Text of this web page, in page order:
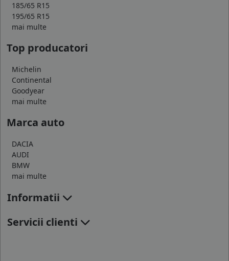
185/65 R15
195/65 R15
mai multe
Top producatori
Michelin
Continental
Goodyear
mai multe
Marca auto
DACIA
AUDI
BMW
mai multe
Informatii
Servicii clienti